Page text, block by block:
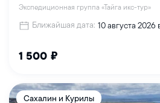
Экспедиционная группа «Тайга икс-тур»
Ближайшая дата: 10 августа 2026
1 500 ₽
Сахалин и Курилы